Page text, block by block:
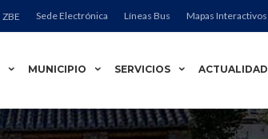
ZBE Sede Electrónica Líneas Bus Mapas Interactivos
MUNICIPIO SERVICIOS ACTUALIDAD